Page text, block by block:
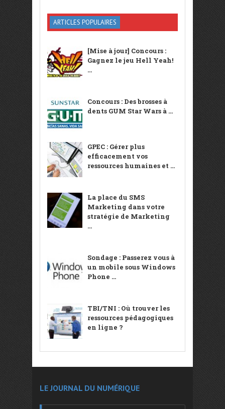
ARTICLES POPULAIRES
[Mise à jour] Concours :
Gagnez le jeu Hell Yeah!
...
Concours : Des brosses à
dents GUM Star Wars à ...
GPEC : Gérer plus
efficacement vos
ressources humaines et ...
La place du SMS
Marketing dans votre
stratégie de Marketing
...
Sondage : Passerez vous à
un mobile sous Windows
Phone ...
TBI/TNI : Où trouver les
ressources pédagogiques
en ligne ?
LE JOURNAL DU NUMÉRIQUE